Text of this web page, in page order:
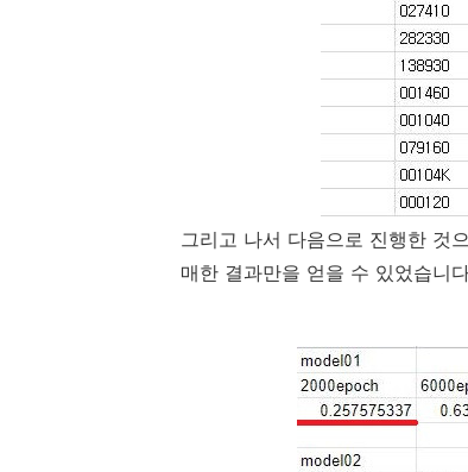
그리고 나서 다음으로 진행한 것
매한 결과만을 얻을 수 있었습니